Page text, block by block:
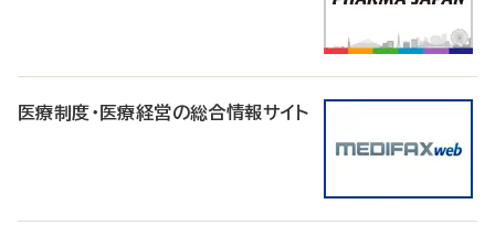
医療制度・医療経営の総合情報サイト